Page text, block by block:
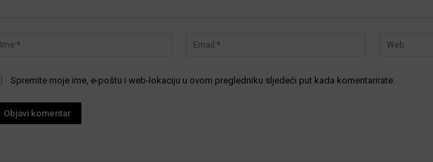
Ime:*
Email:*
Spremite moje ime, e-poštu i web-lokaciju u ovom pregledniku sljedeći put kada komentarirate.